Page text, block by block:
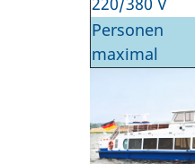
Personen
maximal